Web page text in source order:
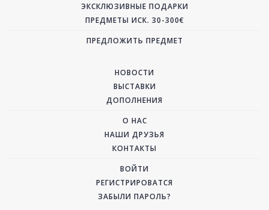
ЭКСКЛЮЗИВНЫЕ ПОДАРКИ
ПРЕДМЕТЫ ИСК. 30-300€
ПРЕДЛОЖИТЬ ПРЕДМЕТ
НОВОСТИ
ВЫСТАВКИ
ДОПОЛНЕНИЯ
О НАС
НАШИ ДРУЗЬЯ
КОНТАКТЫ
ВОЙТИ
РЕГИСТРИРОВАТСЯ
ЗАБЫЛИ ПАРОЛЬ?